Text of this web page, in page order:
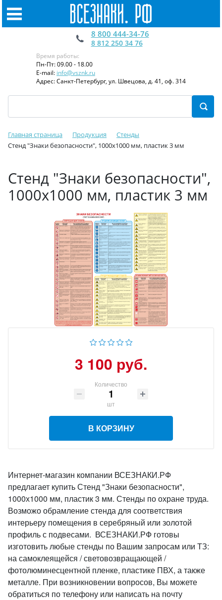
8 800 444-34-76
8 812 250 34 76
Время работы:
Пн-Пт: 09.00 - 18.00
E-mail: info@vsznk.ru
Адрес: Санкт-Петербург, ул. Швецова, д. 41, оф. 314
Главная страница Продукция
Стенды
Стенд "Знаки безопасности", 1000х1000 мм, пластик 3 мм
Стенд "Знаки безопасности",
1000х1000 мм, пластик 3 мм
3 100 руб.
Количество
шт
В КОРЗИНУ
Интернет-магазин компании ВСЕЗНАКИ.РФ
предлагает купить Стенд "Знаки безопасности",
1000х1000 мм, пластик 3 мм. Стенды по охране труда.
Возможо обрамление стенда для соответствия
интерьеру помещения в серебряный или золотой
профиль с подвесами. ВСЕЗНАКИ.РФ готовы
изготовить любые стенды по Вашим запросам или ТЗ:
на самоклеящейся / световозвращающей /
фотолюминесцентной пленке, пластике ПВХ, а также
металле. При возникновении вопросов, Вы можете
обратиться по телефону или написать на почту